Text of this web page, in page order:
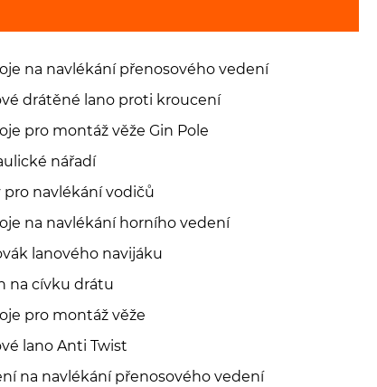
na navlékání přenosového vedení
drátěné lano proti kroucení
pro montáž věže Gin Pole
nářadí
pro navlékání vodičů
na navlékání horního vedení
lanového navijáku
na cívku drátu
pro montáž věže
lano Anti Twist
na navlékání přenosového vedení